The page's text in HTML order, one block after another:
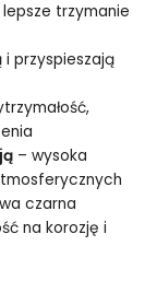
trzymanie
i przyspieszają
– wysoka
czarna
na korozję i